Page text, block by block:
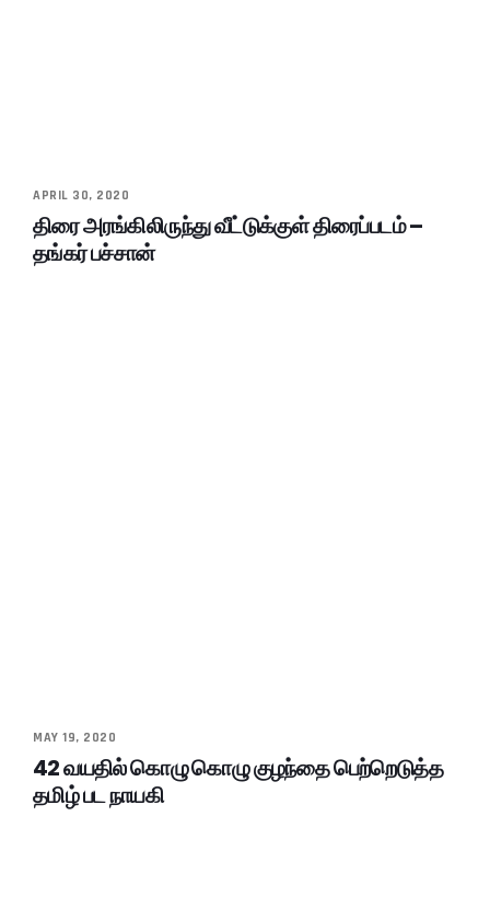
APRIL 30, 2020
திரை அரங்கிலிருந்து வீட்டுக்குள் திரைப்படம் –
தங்கர் பச்சான்
MAY 19, 2020
42 வயதில் கொழு கொழு குழந்தை பெற்றெடுத்த
தமிழ் பட நாயகி